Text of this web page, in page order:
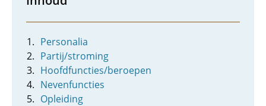
Personalia
Partij/stroming
Hoofdfuncties/beroepen
Nevenfuncties
Opleiding